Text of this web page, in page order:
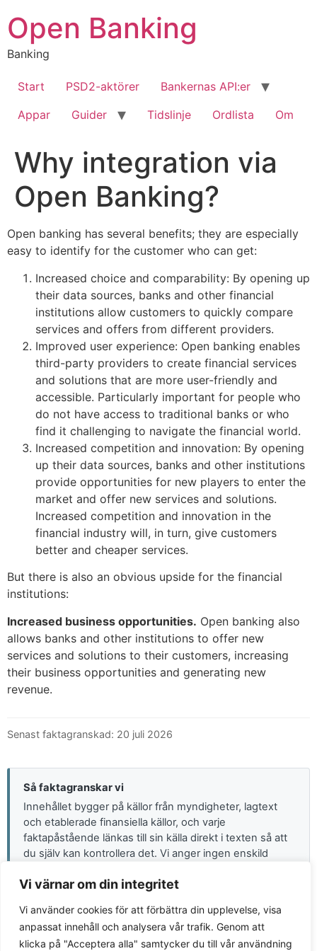
Vi värnar om din integritet
Vi använder cookies för att förbättra din upplevelse, visa
anpassat innehåll och analysera vår trafik. Genom att
klicka på "Acceptera alla" samtycker du till vår användning
till
innehåll
Open Banking
Banking
Start PSD2-aktörer
Bankernas API:er
Appar
Guider Tidslinje Ordlista Om
Why integration via
Open Banking?
Open banking has several benefits; they are especially
easy to identify for the customer who can get:
Increased choice and comparability: By opening up
their data sources, banks and other financial
institutions allow customers to quickly compare
services and offers from different providers.
Improved user experience: Open banking enables
third-party providers to create financial services
and solutions that are more user-friendly and
accessible. Particularly important for people who
do not have access to traditional banks or who
find it challenging to navigate the financial world.
Increased competition and innovation: By opening
up their data sources, banks and other institutions
provide opportunities for new players to enter the
market and offer new services and solutions.
Increased competition and innovation in the
financial industry will, in turn, give customers
better and cheaper services.
But there is also an obvious upside for the financial
institutions:
Increased business opportunities. Open banking also
allows banks and other institutions to offer new
services and solutions to their customers, increasing
their business opportunities and generating new
revenue.
Senast faktagranskad: 20 juli 2026
Så faktagranskar vi
Innehållet bygger på källor från myndigheter, lagtext
och etablerade finansiella källor, och varje
faktapåstående länkas till sin källa direkt i texten så att
du själv kan kontrollera det. Vi anger ingen enskild
du kan följa varje uppgift till sin källa. Räntor, avgifter,
alltid aktuella villkor hos den berörda aktören eller
myndigheten. Informationen är allmän och ersätter inte
individuell finansiell eller skattemässig rådgivning.